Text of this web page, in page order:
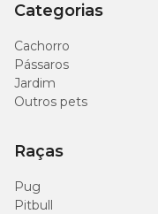
Categorias
Cachorro
Pássaros
Jardim
Outros pets
Raças
Pug
Pitbull